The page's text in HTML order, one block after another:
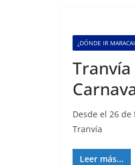
¿DÓNDE IR
Desde el 26
Tranvía
Leer más...